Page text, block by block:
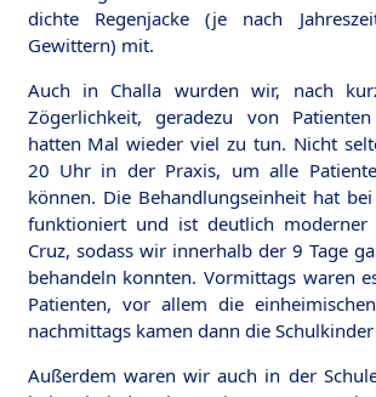
dichte Regenjacke (je nach
Gewittern) mit.
Auch in Challa wurden wir, nach
Zögerlichkeit, geradezu von
hatten Mal wieder viel zu tun. Nicht
20 Uhr in der Praxis, um alle
können. Die Behandlungseinheit hat
funktioniert und ist deutlich moderner
Cruz, sodass wir innerhalb der 9 Tage
behandeln konnten. Vormittags waren
Patienten, vor allem die
nachmittags kamen dann die
Außerdem waren wir auch in der